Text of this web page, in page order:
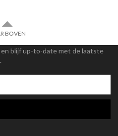
BOVEN
blijf up-to-date met de laatste